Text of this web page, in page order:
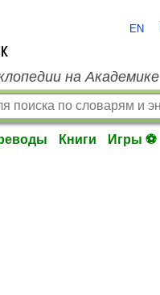
EN
на Академике
Книги Игры ⚽